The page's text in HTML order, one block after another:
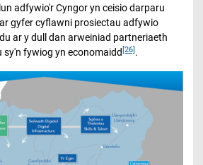
adfywio'r Cyngor yn ceisio darparu
gyfer cyflawni prosiectau adfywio
ar y dull dan arweiniad partneriaeth
fywiog yn economaidd [26] .